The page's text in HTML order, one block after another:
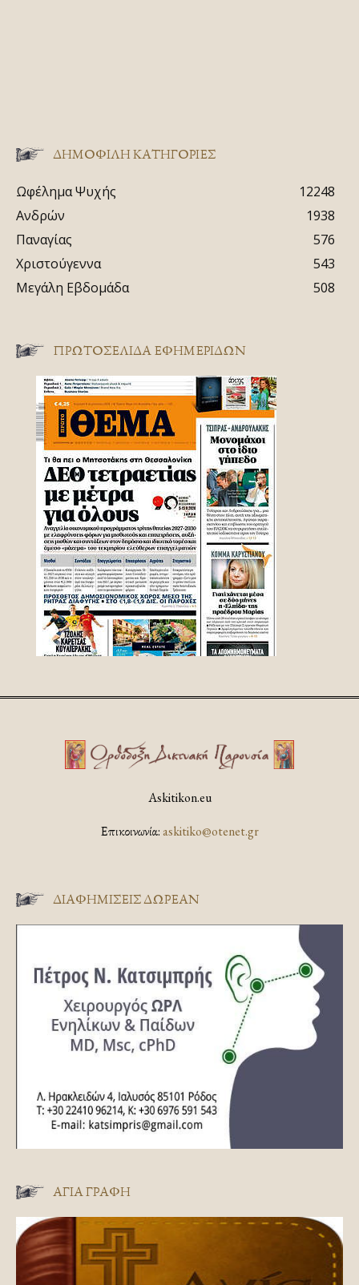
ΔΗΜΟΦΙΛΗ ΚΑΤΗΓΟΡΙΕΣ
Ωφέλημα Ψυχής
12248
Ανδρών
1938
Παναγίας
576
Χριστούγεννα
543
Μεγάλη Εβδομάδα
508
ΠΡΩΤΟΣΈΛΙΔΑ ΕΦΗΜΕΡΊΔΩΝ
Askitikon.eu
Επικοινωνία:askitiko@otenet.gr
ΔΙΑΦΗΜΊΣΕΙΣ ΔΩΡΕΆΝ
ΑΓΊΑ ΓΡΑΦΉ